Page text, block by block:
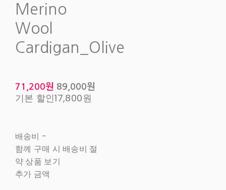
Merino
Wool
Cardigan_Olive
71,200원 89,000원
기본 할인17,800원
배송비 -
함께 구매 시 배송비 절
약 상품 보기
추가 금액